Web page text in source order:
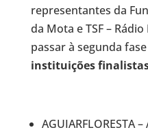
representantes da
da Mota e TSF –
passar à segunda
instituições
AGUIARFLORESTA